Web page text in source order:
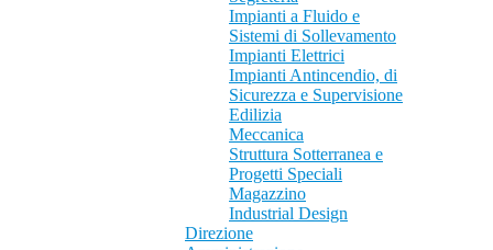
Impianti a Fluido e
Sistemi di Sollevamento
Impianti Elettrici
Impianti Antincendio, di
Sicurezza e Supervisione
Edilizia
Meccanica
Struttura Sotterranea e
Progetti Speciali
Magazzino
Industrial Design
Direzione